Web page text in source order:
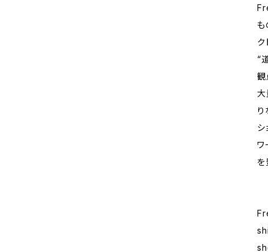
も
ク
“
観
大
シ
ワ
を